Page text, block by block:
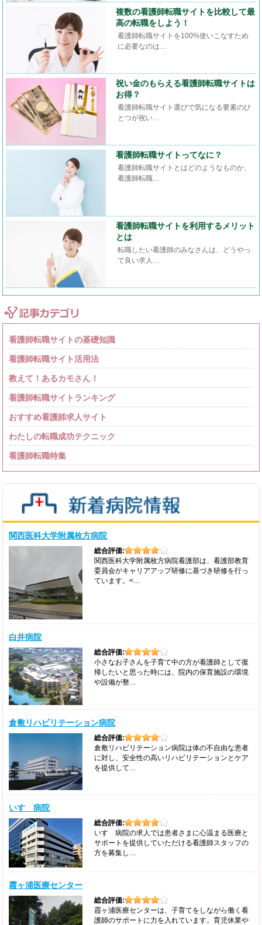
複数の看護師転職サイトを比較して最
高の転職をしよう！
看護師転職サイトを100%使いこなすため
に必要なのは…
祝い金のもらえる看護師転職サイトは
お得？
看護師転職サイト選びで気になる要素のひ
とつが祝い…
看護師転職サイトってなに？
看護師転職サイトとはどのようなものか、
看護師転職…
看護師転職サイトを利用するメリット
とは
転職したい看護師のみなさんは、どうやっ
て良い求人…
看護師転職サイトの基礎知識
看護師転職サイト活用法
教えて！あるカモさん！
看護師転職サイトランキング
おすすめ看護師求人サイト
わたしの転職成功テクニック
看護師転職特集
関西医科大学附属枚方病院
総合評価:
関西医科大学附属枚方病院看護部は、看護部教育
委員会がキャリアアップ研修に基づき研修を行っ
ています。<…
白井病院
総合評価:
小さなお子さんを子育て中の方が看護師として復
帰したいと思った時には、院内の保育施設の環境
や設備が整…
倉敷リハビリテーション病院
総合評価:
倉敷リハビリテーション病院は体の不自由な患者
に対し、安全性の高いリハビリテーションとケア
を提供して…
いすゞ病院
総合評価:
いすゞ病院の求人では患者さまに心温まる医療と
サポートを提供していただける看護師スタッフの
方を募集し…
霞ヶ浦医療センター
総合評価:
霞ヶ浦医療センターは、子育てをしながら働く看
護師のサポートに力を入れています。育児休業や